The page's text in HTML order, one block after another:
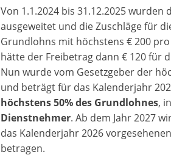
Von 1.1.2024 bis 31.12.2025
ausgeweitet und die Zuschläge für
Grundlohns mit höchstens € 200
hätte der Freibetrag dann € 120 für
Nun wurde vom Gesetzgeber der
und beträgt für das Kalenderjahr
höchstens 50% des Grundlohnes,
Dienstnehmer. Ab dem Jahr 2027
das Kalenderjahr 2026
betragen.